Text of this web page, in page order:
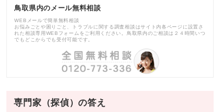
鳥取県内のメール無料相談
WEBメールで簡単無料相談
お悩みごとや困りごと、トラブルに関する調査相談はサイト内各ページに設置さ
れた相談専用WEBフォームをご利用ください。鳥取県内のご相談は２４時間いつ
でもどこからでも受付可能です。
専門家（探偵）の答え